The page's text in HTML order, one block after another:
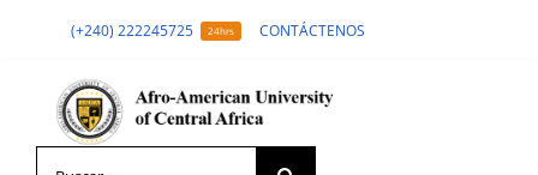
content
(+240) 222245725 24hrs CONTÁCTENOS